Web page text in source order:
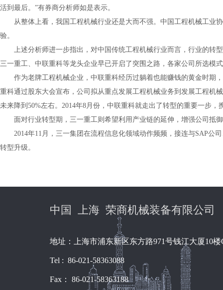
活到最后。”有券商分析师如是表示。
从整体上看，我国工程机械行业还是大而不强。中国工程机械工业
验。
上述分析师进一步指出，对中国传统工程机械行业而言，行业的转
三一重工、中联重科等龙头企业早已开启了突围之路，各家公司所选模
作为老牌工程机械企业，中联重科经历过躺着也能赚钱的黄金时期
重科通过股东大会宣布，公司拟从重点发展工程机械业务到发展工程机
未来降到50%左右。2014年8月份，中联重科就走出了转型的重要一步
面对行业转型期，三一重工则希望利用产业链的延伸，增强公司抵
2014年11月，三一集团在流程信息化领域动作频频，接连与SAP
转型升级。
中国 上海 荣商机械装备有限公司
地址：上海市浦东新区东方路971号钱江大厦10楼
Tel : 86-021-58363088
Fax： 86-021-58363188